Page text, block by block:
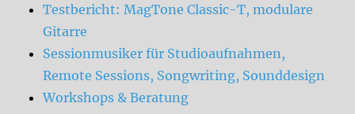
Testbericht: MagTone Classic-T, modulare
Gitarre
Sessionmusiker für Studioaufnahmen,
Remote Sessions, Songwriting, Sounddesign
Workshops & Beratung